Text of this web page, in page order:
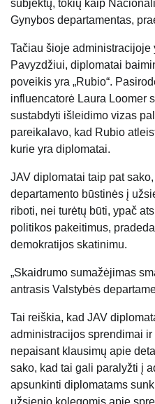
subjektų, tokių kaip
Gynybos departamentas,
Tačiau šioje administracijoje
Pavyzdžiui, diplomatai
poveikis yra „Rubio“.
influencatorė Laura Loomer
sustabdyti išleidimo vizas
pareikalavo, kad Rubio
kurie yra diplomatai.
JAV diplomatai taip pat
departamento būstinės į
riboti, nei turėtų būti, ypač
politikos pakeitimus,
demokratijos skatinimu.
„Skaidrumo sumažėjimas
antrasis Valstybės
Tai reiškia, kad JAV
administracijos sprendimai
nepaisant klausimų apie
sako, kad tai gali paralyžti į
apsunkinti diplomatams
užsienio kolegomis apie